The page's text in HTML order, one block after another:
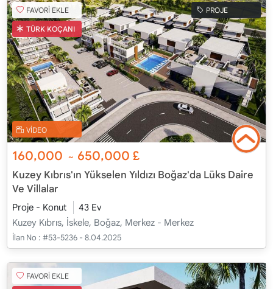
FAVORİ EKLE
TÜRK KOÇANI
PROJE
VİDEO
160,000 ~ 650,000£
Kuzey Kıbrıs'ın Yükselen Yıldızı Boğaz'da Lüks Daire
Ve Villalar
Proje - Konut
43 Ev
Kuzey Kıbrıs, İskele, Boğaz, Merkez - Merkez
İlan No : #53-5236 - 8.04.2025
FAVORİ EKLE